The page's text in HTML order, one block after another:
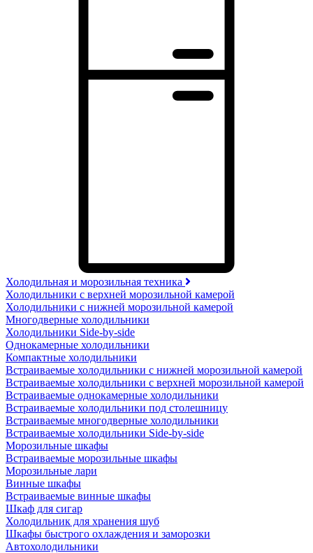
Холодильная и морозильная техника
Холодильники с верхней морозильной камерой
Холодильники с нижней морозильной камерой
Многодверные холодильники
Холодильники Side-by-side
Однокамерные холодильники
Компактные холодильники
Встраиваемые холодильники с нижней морозильной камерой
Встраиваемые холодильники с верхней морозильной камерой
Встраиваемые однокамерные холодильники
Встраиваемые холодильники под столешницу
Встраиваемые многодверные холодильники
Встраиваемые холодильники Side-by-side
Морозильные шкафы
Встраиваемые морозильные шкафы
Морозильные лари
Винные шкафы
Встраиваемые винные шкафы
Шкаф для сигар
Холодильник для хранения шуб
Шкафы быстрого охлаждения и заморозки
Автохолодильники